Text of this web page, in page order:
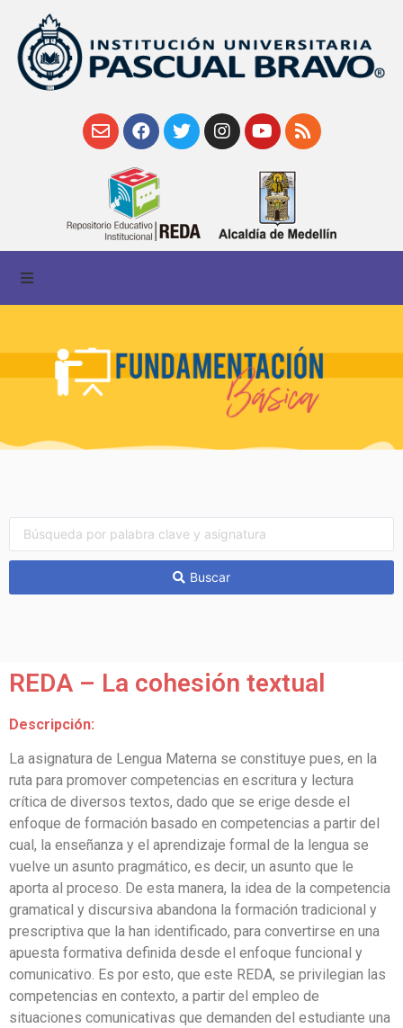
Buscar
REDA – La cohesión textual
Descripción:
La asignatura de Lengua Materna se constituye pues, en la
ruta para promover competencias en escritura y lectura
crítica de diversos textos, dado que se erige desde el
enfoque de formación basado en competencias a partir del
cual, la enseñanza y el aprendizaje formal de la lengua se
vuelve un asunto pragmático, es decir, un asunto que le
aporta al proceso. De esta manera, la idea de la competencia
gramatical y discursiva abandona la formación tradicional y
prescriptiva que la han identificado, para convertirse en una
apuesta formativa definida desde el enfoque funcional y
comunicativo. Es por esto, que este REDA, se privilegian las
competencias en contexto, a partir del empleo de
situaciones comunicativas que demanden del estudiante una